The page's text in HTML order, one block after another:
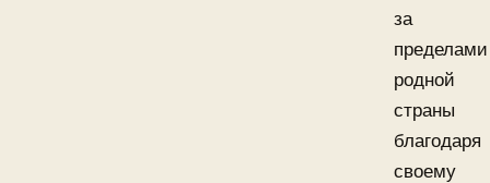
за
пределами
родной
страны
благодаря
своему